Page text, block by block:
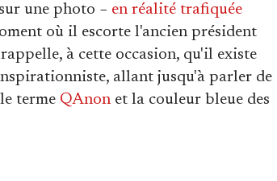
une photo − en réalité trafiquée
où il escorte l'ancien président
à cette occasion, qu'il existe
allant jusqu'à parler de
terme QAnonet la couleur bleue des